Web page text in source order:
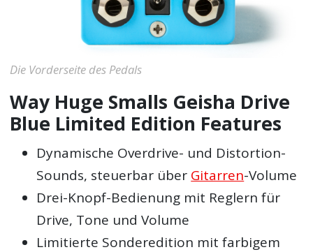
Die Vorderseite des Pedals
Way Huge Smalls Geisha Drive
Blue Limited Edition Features
Dynamische Overdrive- und Distortion-
Sounds, steuerbar über Gitarren-Volume
Drei-Knopf-Bedienung mit Reglern für
Drive, Tone und Volume
Limitierte Sonderedition mit farbigem